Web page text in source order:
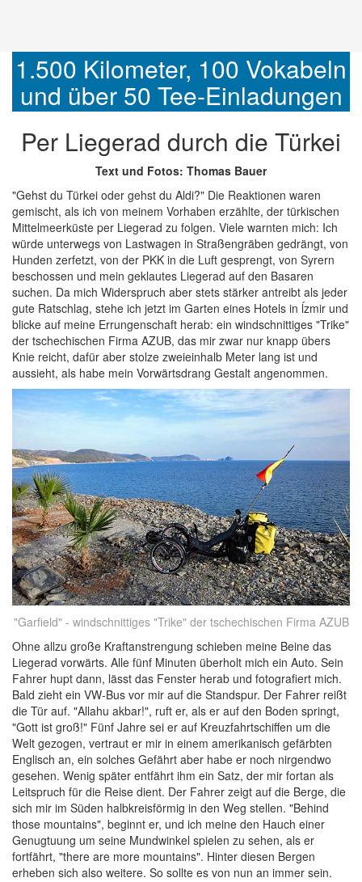
1.500 Kilometer, 100 Vokabeln
und über 50 Tee-Einladungen
Per Liegerad durch die Türkei
Text und Fotos: Thomas Bauer
"Gehst du Türkei oder gehst du Aldi?" Die Reaktionen waren
gemischt, als ich von meinem Vorhaben erzählte, der türkischen
Mittelmeerküste per Liegerad zu folgen. Viele warnten mich: Ich
würde unterwegs von Lastwagen in Straßengräben gedrängt, von
Hunden zerfetzt, von der PKK in die Luft gesprengt, von Syrern
beschossen und mein geklautes Liegerad auf den Basaren
suchen. Da mich Widerspruch aber stets stärker antreibt als jeder
gute Ratschlag, stehe ich jetzt im Garten eines Hotels in ĺzmir und
blicke auf meine Errungenschaft herab: ein windschnittiges "Trike"
der tschechischen Firma AZUB, das mir zwar nur knapp übers
Knie reicht, dafür aber stolze zweieinhalb Meter lang ist und
aussieht, als habe mein Vorwärtsdrang Gestalt angenommen.
"Garfield" - windschnittiges "Trike" der tschechischen Firma AZUB
Ohne allzu große Kraftanstrengung schieben meine Beine das
Liegerad vorwärts. Alle fünf Minuten überholt mich ein Auto. Sein
Fahrer hupt dann, lässt das Fenster herab und fotografiert mich.
Bald zieht ein VW-Bus vor mir auf die Standspur. Der Fahrer reißt
die Tür auf. "Allahu akbar!", ruft er, als er auf den Boden springt,
"Gott ist groß!" Fünf Jahre sei er auf Kreuzfahrtschiffen um die
Welt gezogen, vertraut er mir in einem amerikanisch gefärbten
Englisch an, ein solches Gefährt aber habe er noch nirgendwo
gesehen. Wenig später entfährt ihm ein Satz, der mir fortan als
Leitspruch für die Reise dient. Der Fahrer zeigt auf die Berge, die
sich mir im Süden halbkreisförmig in den Weg stellen. "Behind
those mountains", beginnt er, und ich meine den Hauch einer
Genugtuung um seine Mundwinkel spielen zu sehen, als er
fortfährt, "there are more mountains". Hinter diesen Bergen
erheben sich also weitere. So sollte es von nun an immer sein.